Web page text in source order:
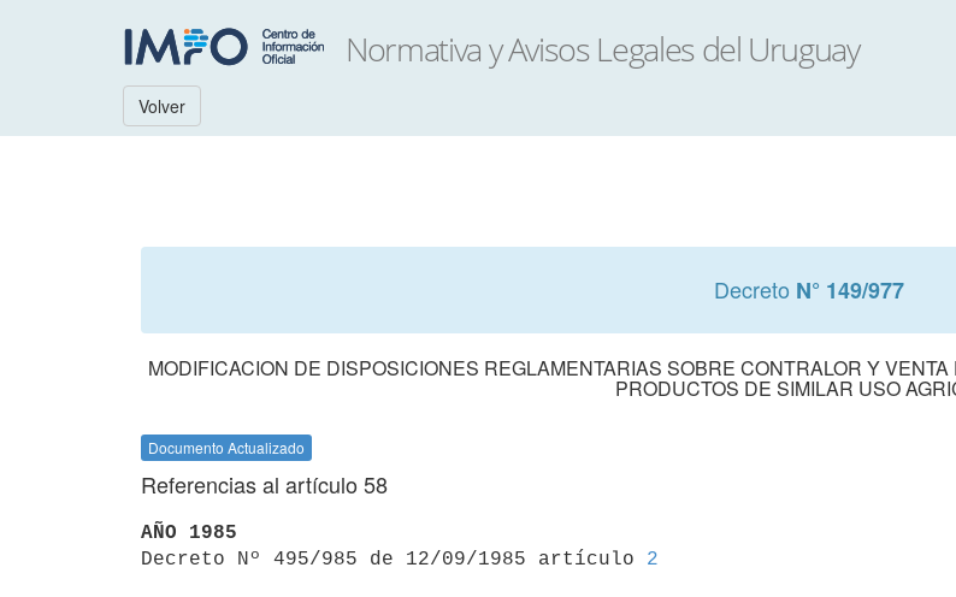
Volver
Decreto N° 149/977
MODIFICACION DE DISPOSICIONES REGLAMENTARIAS SOBRE CONTRALOR Y
PRODUCTOS DE SIMILAR USO
Documento Actualizado
Referencias al artículo 58
AÑO 1985
Decreto Nº 495/985 de 12/09/1985 artículo 2